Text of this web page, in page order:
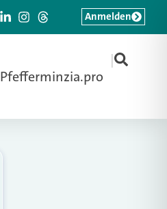
Pfefferminzia.pro
|
Anmelden